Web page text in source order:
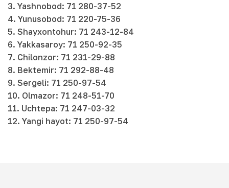
3. Yashnobod: 71 280-37-52
4. Yunusobod: 71 220-75-36
5. Shayxontohur: 71 243-12-84
6. Yakkasaroy: 71 250-92-35
7. Chilonzor: 71 231-29-88
8. Bektemir: 71 292-88-48
9. Sergeli: 71 250-97-54
10. Olmazor: 71 248-51-70
11. Uchtepa: 71 247-03-32
12. Yangi hayot: 71 250-97-54